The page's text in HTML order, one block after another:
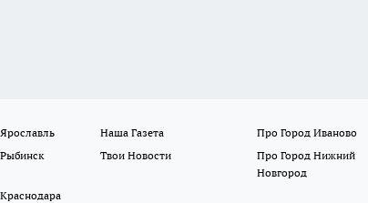
Наша Газета
Про Город Иваново
Твои Новости
Про Город Нижний
Новгород